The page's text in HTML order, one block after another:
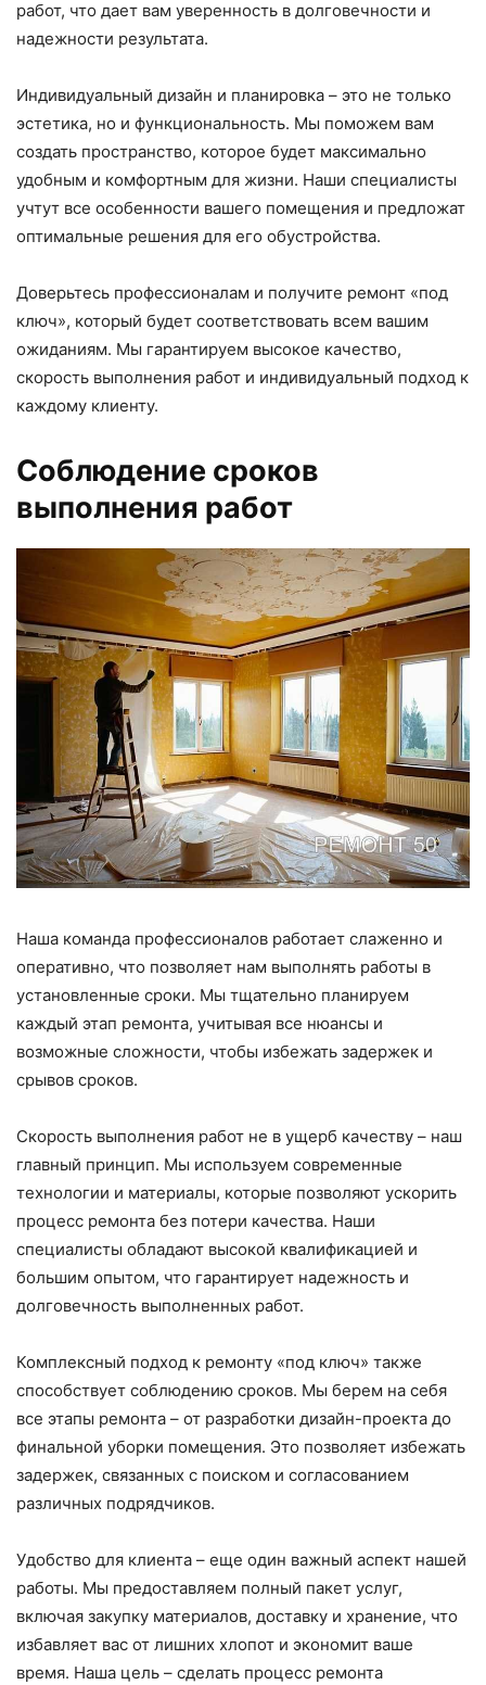
работ, что дает вам уверенность в долговечности и
надежности результата.
Индивидуальный дизайн и планировка – это не только
эстетика, но и функциональность. Мы поможем вам
создать пространство, которое будет максимально
удобным и комфортным для жизни. Наши специалисты
учтут все особенности вашего помещения и предложат
оптимальные решения для его обустройства.
Доверьтесь профессионалам и получите ремонт «под
ключ», который будет соответствовать всем вашим
ожиданиям. Мы гарантируем высокое качество,
скорость выполнения работ и индивидуальный подход к
каждому клиенту.
Соблюдение сроков
выполнения работ
Наша команда профессионалов работает слаженно и
оперативно, что позволяет нам выполнять работы в
установленные сроки. Мы тщательно планируем
каждый этап ремонта, учитывая все нюансы и
возможные сложности, чтобы избежать задержек и
срывов сроков.
Скорость выполнения работ не в ущерб качеству – наш
главный принцип. Мы используем современные
технологии и материалы, которые позволяют ускорить
процесс ремонта без потери качества. Наши
специалисты обладают высокой квалификацией и
большим опытом, что гарантирует надежность и
долговечность выполненных работ.
Комплексный подход к ремонту «под ключ» также
способствует соблюдению сроков. Мы берем на себя
все этапы ремонта – от разработки дизайн-проекта до
финальной уборки помещения. Это позволяет избежать
задержек, связанных с поиском и согласованием
различных подрядчиков.
Удобство для клиента – еще один важный аспект нашей
работы. Мы предоставляем полный пакет услуг,
включая закупку материалов, доставку и хранение, что
избавляет вас от лишних хлопот и экономит ваше
время. Наша цель – сделать процесс ремонта